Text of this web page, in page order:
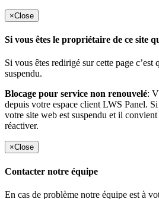
×Close
Si vous êtes le propriétaire de ce site
Si vous êtes redirigé sur cette page c’est
suspendu.
Blocage pour service non renouvelé:
depuis votre espace client LWS Panel.
votre site web est suspendu et il
réactiver.
×Close
Contacter notre équipe
En cas de problème notre équipe est à